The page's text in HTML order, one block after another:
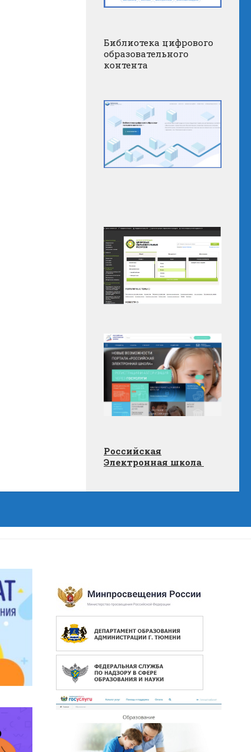
Библиотека цифрового
образовательного
контента
Российская
Электронная школа